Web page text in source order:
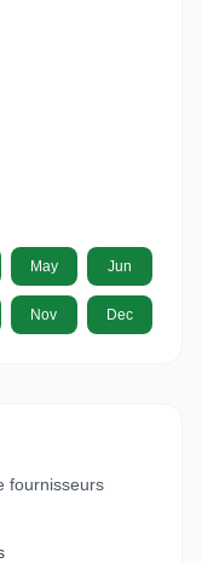
May Jun
Nov Dec
fournisseurs